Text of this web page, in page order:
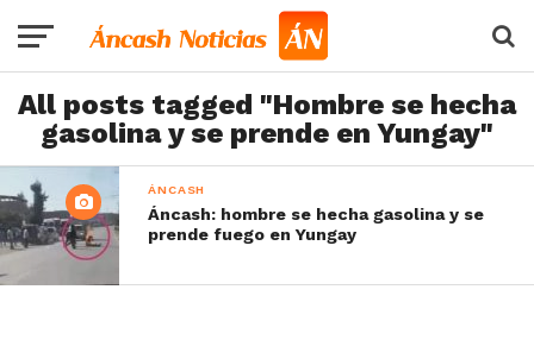
All posts tagged "Hombre se hecha
gasolina y se prende en Yungay"
ÁNCASH
Áncash: hombre se hecha gasolina y se
prende fuego en Yungay